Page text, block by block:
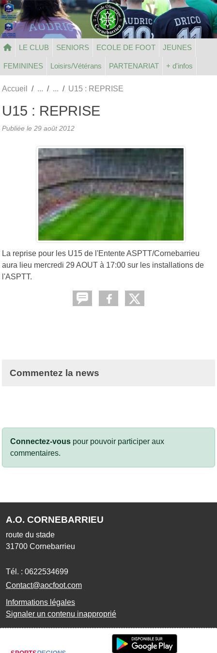
LE CLUB SENIORS ECOLE DE FOOT JEUNES
FEMININES Loisirs/Vétérans PARTENARIAT + d'infos
Accueil U15 : REPRISE
U15 : REPRISE
Publiée le 29 août 2012
La reprise pour les U15 de l'Entente ASPTT/Cornebarrieu
aura lieu mercredi 29 AOUT à 17:00 sur les installations de
l'ASPTT.
Commentez la news
Connectez-vous pour pouvoir participer aux
commentaires.
A.O. CORNEBARRIEU
route du stade
31700 Cornebarrieu
Tél. : 0622534699
Contact@aocfoot.com
Informations légales
Signaler un contenu inapproprié
Panneau de gestion des cookies